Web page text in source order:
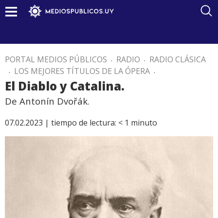
PORTAL MEDIOS PÚBLICOS . RADIO . RADIO CLÁSICA
. LOS MEJORES TÍTULOS DE LA ÓPERA .
El Diablo y Catalina.
De Antonín Dvořák.
07.02.2023 | tiempo de lectura: < 1 minuto